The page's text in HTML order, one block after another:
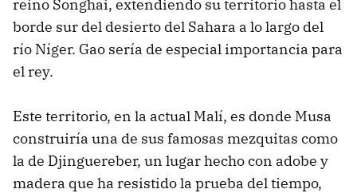
reino Songhai, extendiendo su territorio hasta el
borde sur del desierto del Sahara a lo largo del
río Níger. Gao sería de especial importancia para
el rey.
Este territorio, en la actual Malí, es donde Musa
construiría una de sus famosas mezquitas como
la de Djinguereber, un lugar hecho con adobe y
madera que ha resistido la prueba del tiempo,